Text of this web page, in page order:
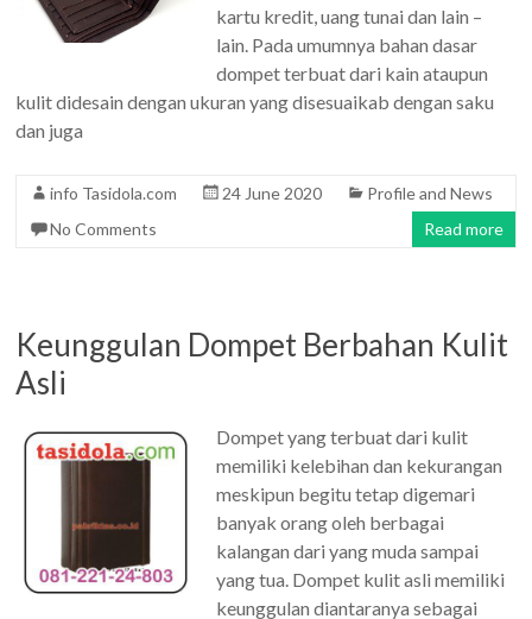
kartu kredit, uang tunai dan lain –
lain. Pada umumnya bahan dasar
dompet terbuat dari kain ataupun
kulit didesain dengan ukuran yang disesuaikab dengan saku
dan juga
info Tasidola.com 24 June 2020
Profile and News
No Comments
Read more
Keunggulan Dompet Berbahan Kulit
Asli
Dompet yang terbuat dari kulit
memiliki kelebihan dan kekurangan
meskipun begitu tetap digemari
banyak orang oleh berbagai
kalangan dari yang muda sampai
yang tua. Dompet kulit asli memiliki
keunggulan diantaranya sebagai